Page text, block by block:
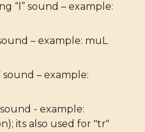
“l” sound – example:
– example: muL
sound – example:
- example:
its also used for "tr"